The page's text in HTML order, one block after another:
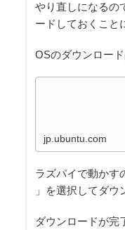
やり直しになるの
ードしておくこと
OSのダウンロー
jp.ubuntu.com
ラズパイで動かす
」を選択してダウ
ダウンロードが完